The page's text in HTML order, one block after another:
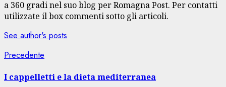
a 360 gradi nel suo blog per Romagna Post. Per contatti
utilizzate il box commenti sotto gli articoli.
See author's posts
Navigazione
articolo
Precedente
I cappelletti e la dieta mediterranea